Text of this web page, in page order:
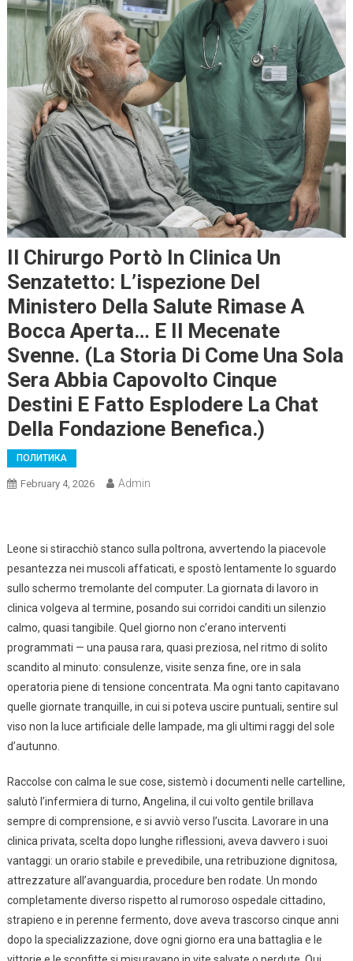
Il Chirurgo Portò In Clinica Un
Senzatetto: L’ispezione Del
Ministero Della Salute Rimase A
Bocca Aperta… E Il Mecenate
Svenne. (La Storia Di Come Una Sola
Sera Abbia Capovolto Cinque
Destini E Fatto Esplodere La Chat
Della Fondazione Benefica.)
ПОЛИТИКА
February 4, 2026 Admin
Leone si stiracchiò stanco sulla poltrona, avvertendo la piacevole
pesantezza nei muscoli affaticati, e spostò lentamente lo sguardo
sullo schermo tremolante del computer. La giornata di lavoro in
clinica volgeva al termine, posando sui corridoi canditi un silenzio
calmo, quasi tangibile. Quel giorno non c’erano interventi
programmati — una pausa rara, quasi preziosa, nel ritmo di solito
scandito al minuto: consulenze, visite senza fine, ore in sala
operatoria piene di tensione concentrata. Ma ogni tanto capitavano
quelle giornate tranquille, in cui si poteva uscire puntuali, sentire sul
viso non la luce artificiale delle lampade, ma gli ultimi raggi del sole
d’autunno.
Raccolse con calma le sue cose, sistemò i documenti nelle cartelline,
salutò l’infermiera di turno, Angelina, il cui volto gentile brillava
sempre di comprensione, e si avviò verso l’uscita. Lavorare in una
clinica privata, scelta dopo lunghe riflessioni, aveva davvero i suoi
vantaggi: un orario stabile e prevedibile, una retribuzione dignitosa,
attrezzature all’avanguardia, procedure ben rodate. Un mondo
completamente diverso rispetto al rumoroso ospedale cittadino,
strapieno e in perenne fermento, dove aveva trascorso cinque anni
dopo la specializzazione, dove ogni giorno era una battaglia e le